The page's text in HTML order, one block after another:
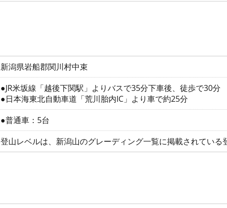
新潟県岩船郡関川村中束
●JR米坂線「越後下関駅」よりバスで35分下車後、徒歩で30分
●日本海東北自動車道「荒川胎内IC」より車で約25分
●普通車：5台
登山レベルは、新潟山のグレーディング一覧に掲載されている